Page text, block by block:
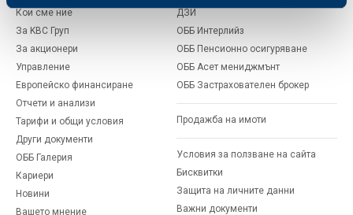
Кои сме ние
За KBC Груп
За акционери
Управление
Европейско финансиране
Отчети и анализи
Тарифи и общи условия
Други документи
ОББ Галерия
Кариери
Новини
Вашето мнение
ДЗИ
ОББ Интерлийз
ОББ Пенсионно осигуряване
ОББ Асет мениджмънт
ОББ Застрахователен брокер
Продажба на имоти
Условия за ползване на сайта
Бисквитки
Защита на личните данни
Важни документи